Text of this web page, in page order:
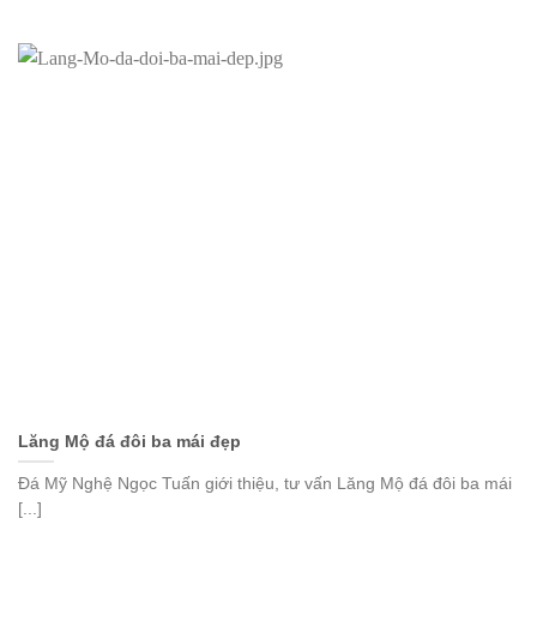
Lăng Mộ đá đôi ba mái đẹp
Đá Mỹ Nghệ Ngọc Tuấn giới thiệu, tư vấn Lăng Mộ đá đôi ba mái
[...]